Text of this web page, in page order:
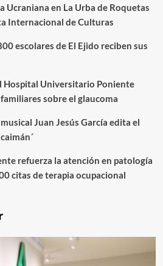
Ucraniana en La Urba de Roquetas
Internacional de Culturas
escolares de El Ejido reciben sus
Hospital Universitario Poniente
sobre el glaucoma
Juan Jesús García edita el
refuerza la atención en patología
citas de terapia ocupacional